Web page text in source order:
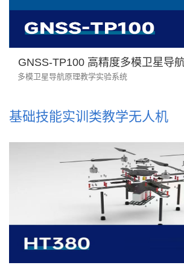
多模卫星导航原理教学实验系统
基础技能实训类教学无人机